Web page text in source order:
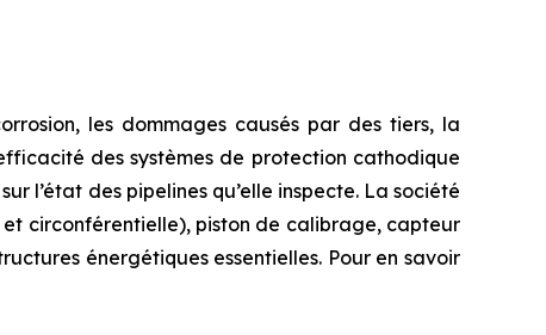
les dommages causés par des tiers, la
des systèmes de protection cathodique
l’état des pipelines qu’elle inspecte. La société
circonférentielle), piston de calibrage, capteur
énergétiques essentielles. Pour en savoir